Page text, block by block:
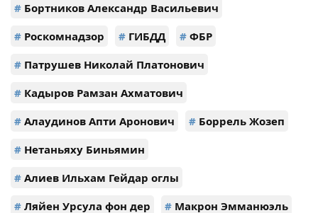
# Бортников Александр Васильевич
# Роскомнадзор # ГИБДД # ФБР
# Патрушев Николай Платонович
# Кадыров Рамзан Ахматович
# Алаудинов Апти Аронович # Боррель Жозеп
# Нетаньяху Биньямин
# Алиев Ильхам Гейдар оглы
# Ляйен Урсула фон дер # Макрон Эмманюэль